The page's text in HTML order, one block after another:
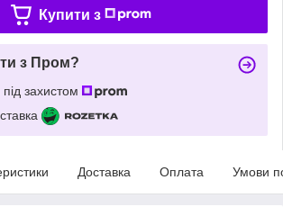
Купити з
з Пром?
захистом
Доставка Оплата Умови